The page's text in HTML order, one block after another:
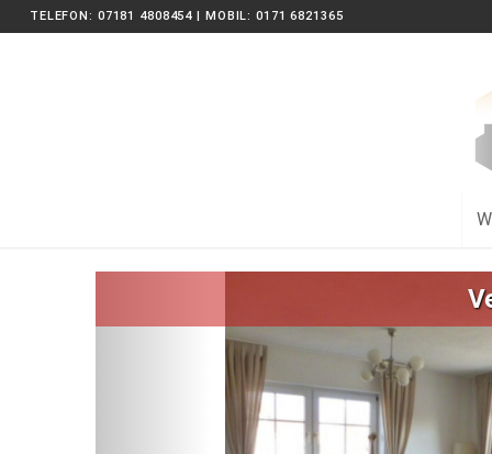
TELEFON: 07181 4808454 | MOBIL: 0171 6821365